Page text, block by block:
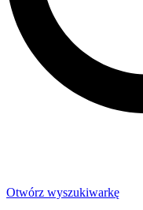
Otwórz wyszukiwarkę